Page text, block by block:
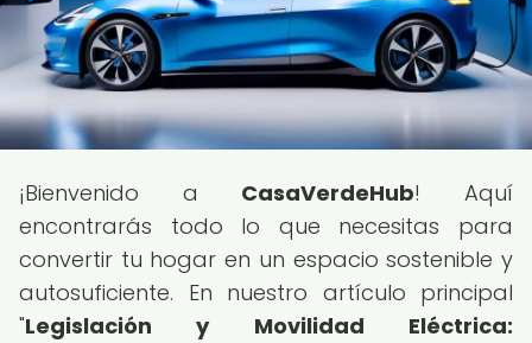
¡Bienvenido a CasaVerdeHub! Aquí
encontrarás todo lo que necesitas para
convertir tu hogar en un espacio sostenible y
autosuficiente. En nuestro artículo principal
"Legislación y Movilidad Eléctrica: